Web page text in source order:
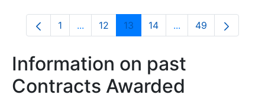
Page
1 ...Intermediate Pages Use TAB to navigate.
Page
12 Page
13 Page
14 ...Intermediate
Page
49
Information on past
Contracts Awarded